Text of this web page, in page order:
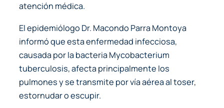
atención médica.
El epidemiólogo Dr. Macondo Parra Montoya
informó que esta enfermedad infecciosa,
causada por la bacteria Mycobacterium
tuberculosis, afecta principalmente los
pulmones y se transmite por vía aérea al toser,
estornudar o escupir.